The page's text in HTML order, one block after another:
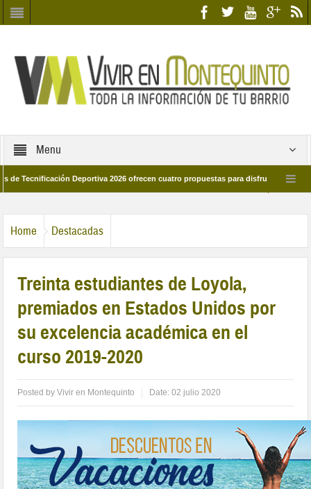
Menu
Deportiva 2026 ofrecen cuatro propuestas para disfrutar del deporte este
Home Destacadas
Treinta estudiantes de Loyola,
premiados en Estados Unidos por
su excelencia académica en el
curso 2019-2020
Posted byVivir en Montequinto Date:02 julio 2020